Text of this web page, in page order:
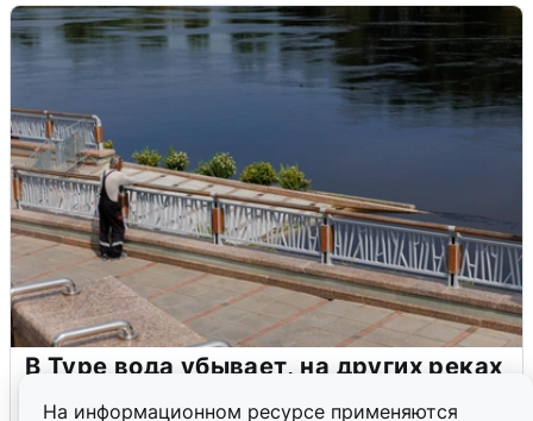
На информационном ресурсе применяются
В Туре вода убывает, на других реках